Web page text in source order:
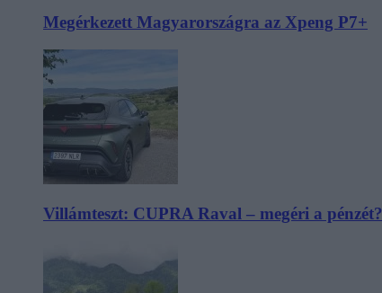
Megérkezett Magyarországra az Xpeng P7+
Villámteszt: CUPRA Raval – megéri a pénzét?